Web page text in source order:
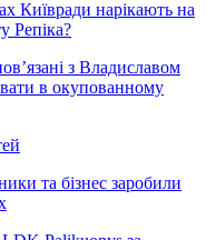
Київради нарікають на
Репіка?
з Владиславом
в окупованному
та бізнес заробили